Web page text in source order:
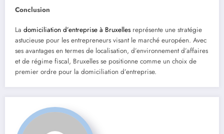
Conclusion
La domiciliation d’entreprise à Bruxelles représente une stratégie
astucieuse pour les entrepreneurs visant le marché européen. Avec
ses avantages en termes de localisation, d’environnement d’affaires
et de régime fiscal, Bruxelles se positionne comme un choix de
premier ordre pour la domiciliation d’entreprise.